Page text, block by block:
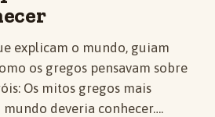
explicam o mundo, guiam
os gregos pensavam sobre
Os mitos gregos mais
deveria conhecer….